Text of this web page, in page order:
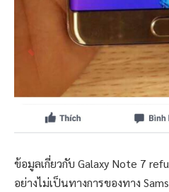
ข้อมูลเกี่ยวกับ Galaxy Note 7
อย่างไม่เป็นทางการของทาง